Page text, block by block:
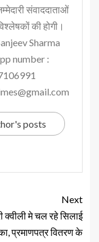
संवाददाताओं
की होगी।
Sharma
number :
posts
Next
क्वीली मे चल रहे सिलाई
प्रमाणपत्र वितरण के